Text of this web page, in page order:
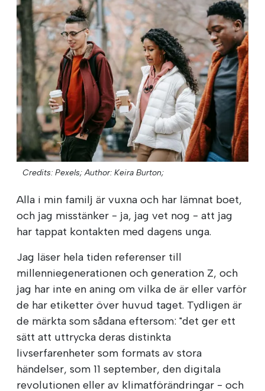
Credits: Pexels; Author: Keira Burton;
Alla i min familj är vuxna och har lämnat boet,
och jag misstänker - ja, jag vet nog - att jag
har tappat kontakten med dagens unga.
Jag läser hela tiden referenser till
millenniegenerationen och generation Z, och
jag har inte en aning om vilka de är eller varför
de har etiketter över huvud taget. Tydligen är
de märkta som sådana eftersom: "det ger ett
sätt att uttrycka deras distinkta
livserfarenheter som formats av stora
händelser, som 11 september, den digitala
revolutionen eller av klimatförändringar - och